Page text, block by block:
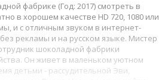
фабрике (Год: 2017) смотреть в
в хорошем качестве HD 720, 1080 или
и с отличным звуком в интернет-
рекламы и на русском языке. Мистер
шоколадной фабрики
Он живет в маленьком уютном
детьми - рассудительной Эви,